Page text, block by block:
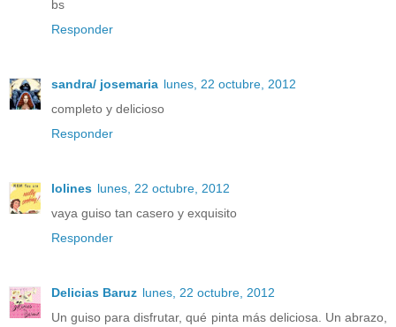
bs
Responder
sandra/ josemaria lunes, 22 octubre, 2012
completo y delicioso
Responder
lolines lunes, 22 octubre, 2012
vaya guiso tan casero y exquisito
Responder
Delicias Baruz lunes, 22 octubre, 2012
Un guiso para disfrutar, qué pinta más deliciosa. Un abrazo,